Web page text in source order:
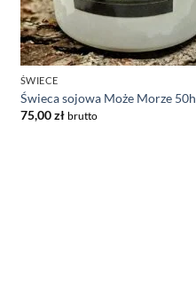
ŚWIECE
Świeca sojowa Może Morze 50h
75,00zł brutto